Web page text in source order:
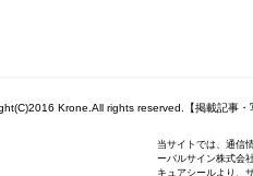
Krone.All rights reserved.【掲載記事・
当サイトでは、通信
ーバルサイン株式会
キュアシールより、